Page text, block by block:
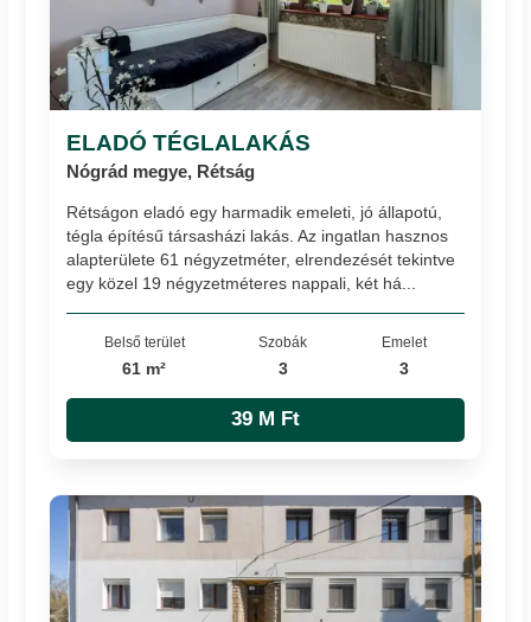
ELADÓ TÉGLALAKÁS
Nógrád megye, Rétság
Rétságon eladó egy harmadik emeleti, jó állapotú,
tégla építésű társasházi lakás. Az ingatlan hasznos
alapterülete 61 négyzetméter, elrendezését tekintve
egy közel 19 négyzetméteres nappali, két há...
Belső terület
61 m²
Szobák
3
Emelet
3
39 M Ft